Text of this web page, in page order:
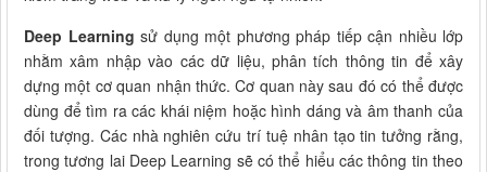
Deep Learning sử dụng một phương pháp tiếp cận nhiều lớp
nhằm xâm nhập vào các dữ liệu, phân tích thông tin để xây
dựng một cơ quan nhận ​​thức. Cơ quan này sau đó có thể được
dùng để tìm ra các khái niệm hoặc hình dáng và âm thanh của
đối tượng. Các nhà nghiên cứu trí tuệ nhân tạo tin tưởng rằng,
trong tương lai Deep Learning sẽ có thể hiểu các thông tin theo